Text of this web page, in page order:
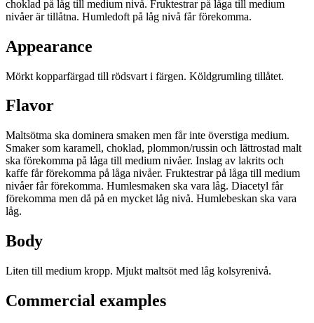
choklad på låg till medium nivå. Fruktestrar på låga till medium
nivåer är tillåtna. Humledoft på låg nivå får förekomma.
Appearance
Mörkt kopparfärgad till rödsvart i färgen. Köldgrumling tillåtet.
Flavor
Maltsötma ska dominera smaken men får inte överstiga medium.
Smaker som karamell, choklad, plommon/russin och lättrostad malt
ska förekomma på låga till medium nivåer. Inslag av lakrits och
kaffe får förekomma på låga nivåer. Fruktestrar på låga till medium
nivåer får förekomma. Humlesmaken ska vara låg. Diacetyl får
förekomma men då på en mycket låg nivå. Humlebeskan ska vara
låg.
Body
Liten till medium kropp. Mjukt maltsöt med låg kolsyrenivå.
Commercial examples